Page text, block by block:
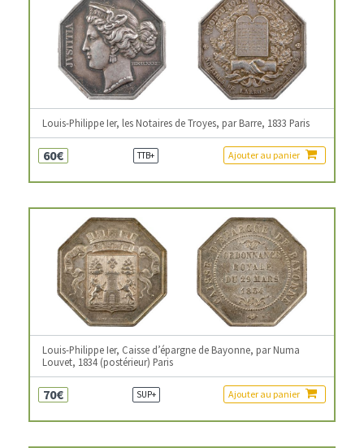
Louis-Philippe Ier, les Notaires de Troyes, par Barre, 1833 Paris
60€ TTB+ Ajouter au panier
Louis-Philippe Ier, Caisse d’épargne de Bayonne, par Numa
Louvet, 1834 (postérieur) Paris
70€ SUP+ Ajouter au panier